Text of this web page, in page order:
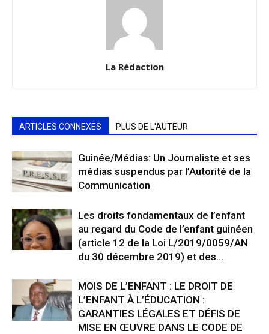
La Rédaction
ARTICLES CONNEXES PLUS DE L'AUTEUR
Guinée/Médias: Un Journaliste et ses
médias suspendus par l’Autorité de la
Communication
Les droits fondamentaux de l’enfant
au regard du Code de l’enfant guinéen
(article 12 de la Loi L/2019/0059/AN
du 30 décembre 2019) et des...
MOIS DE L’ENFANT : LE DROIT DE
L’ENFANT À L’ÉDUCATION :
GARANTIES LÉGALES ET DÉFIS DE
MISE EN ŒUVRE DANS LE CODE DE